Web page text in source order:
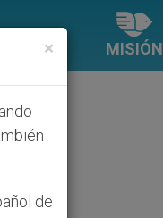
MISIÓN
×
de